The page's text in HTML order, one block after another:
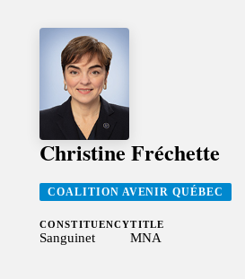
Christine Fréchette
COALITION AVENIR QUÉBEC
CONSTITUENCY
Sanguinet
TITLE
MNA